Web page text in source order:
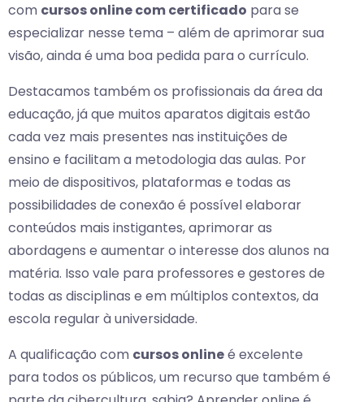
com cursos online com certificado para se
especializar nesse tema – além de aprimorar sua
visão, ainda é uma boa pedida para o currículo.
Destacamos também os profissionais da área da
educação, já que muitos aparatos digitais estão
cada vez mais presentes nas instituições de
ensino e facilitam a metodologia das aulas. Por
meio de dispositivos, plataformas e todas as
possibilidades de conexão é possível elaborar
conteúdos mais instigantes, aprimorar as
abordagens e aumentar o interesse dos alunos na
matéria. Isso vale para professores e gestores de
todas as disciplinas e em múltiplos contextos, da
escola regular à universidade.
A qualificação com cursos onlineé excelente
para todos os públicos, um recurso que também é